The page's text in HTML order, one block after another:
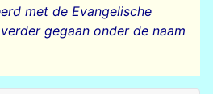
met de Evangelische
gegaan onder de naam